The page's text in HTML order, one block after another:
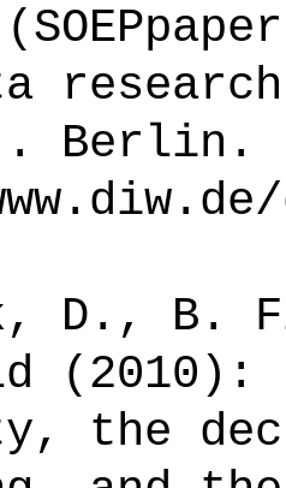
Berlin.
D., B.
(2010):
the